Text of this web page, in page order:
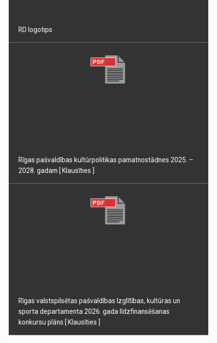
RD logotips
Rīgas pašvaldības kultūrpolitikas pamatnostādnes 2025. –
2028. gadam [ Klausīties ]
Rīgas valstspilsētas pašvaldības Izglītības, kultūras un
sporta departamenta 2026. gada līdzfinansēšanas
konkursu plāns [ Klausīties ]